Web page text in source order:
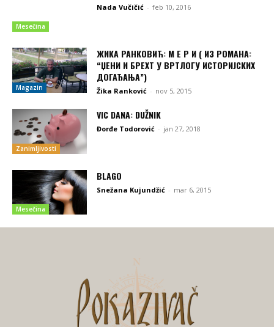
Mesečina
Nada Vučičić - feb 10, 2016
Magazin
ЖИКА РАНКОВИЋ: М Е Р И ( ИЗ РОМАНА:
“ЏЕНИ И БРЕХТ У ВРТЛОГУ ИСТОРИЈСКИХ
ДОГАЂАЊА”)
Žika Ranković - nov 5, 2015
Zanimljivosti
VIC DANA: DUŽNIK
Đorđe Todorović - jan 27, 2018
Mesečina
BLAGO
Snežana Kujundžić - mar 6, 2015